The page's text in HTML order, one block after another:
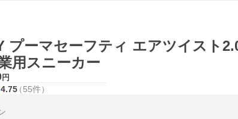
プーマセーフティ エアツイスト
用スニーカー
円
4.75（55件）